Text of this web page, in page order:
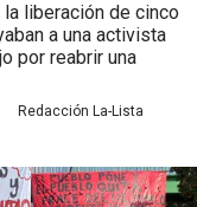
liberación de cinco
a una activista
por reabrir una
Redacción La-Lista